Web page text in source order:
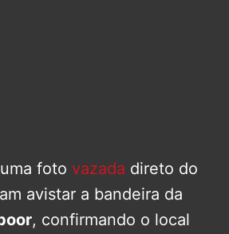
foto vazada direto do
avistar a bandeira da
, confirmando o local